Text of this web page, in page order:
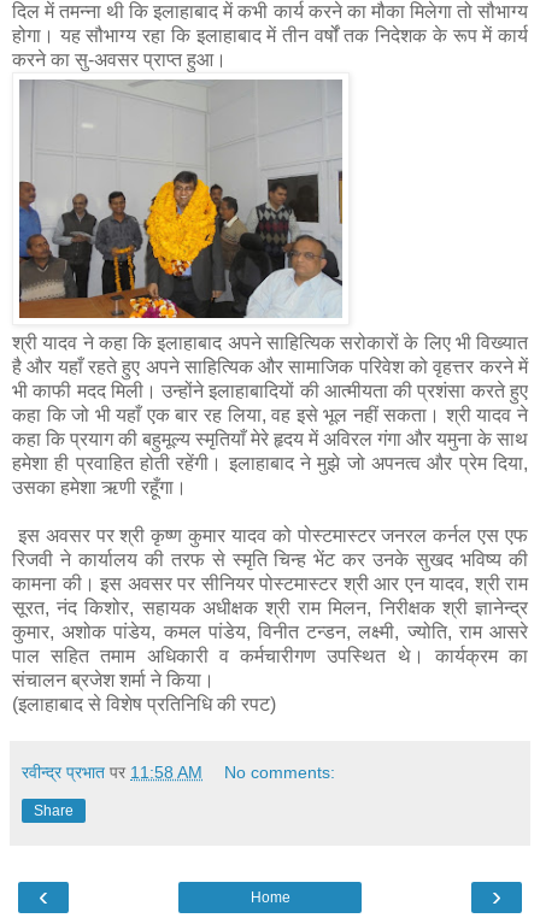
दिल में तमन्ना थी कि इलाहाबाद में कभी कार्य करने का मौका मिलेगा तो सौभाग्य
होगा। यह सौभाग्य रहा कि इलाहाबाद में तीन वर्षों तक निदेशक के रूप में कार्य
करने का सु-अवसर प्राप्त हुआ।
श्री यादव ने कहा कि इलाहाबाद अपने साहित्यिक सरोकारों के लिए भी विख्यात
है और यहाँ रहते हुए अपने साहित्यिक और सामाजिक परिवेश को वृहत्तर करने में
भी काफी मदद मिली। उन्होंने इलाहाबादियों की आत्मीयता की प्रशंसा करते हुए
कहा कि जो भी यहाँ एक बार रह लिया, वह इसे भूल नहीं सकता। श्री यादव ने
कहा कि प्रयाग की बहुमूल्य स्मृतियाँ मेरे हृदय में अविरल गंगा और यमुना के साथ
हमेशा ही प्रवाहित होती रहेंगी। इलाहाबाद ने मुझे जो अपनत्व और प्रेम दिया,
उसका हमेशा ऋणी रहूँगा।
इस अवसर पर श्री कृष्ण कुमार यादव को पोस्टमास्टर जनरल कर्नल एस एफ
रिजवी ने कार्यालय की तरफ से स्मृति चिन्ह भेंट कर उनके सुखद भविष्य की
कामना की। इस अवसर पर सीनियर पोस्टमास्टर श्री आर एन यादव, श्री राम
सूरत, नंद किशोर, सहायक अधीक्षक श्री राम मिलन, निरीक्षक श्री ज्ञानेन्द्र
कुमार, अशोक पांडेय, कमल पांडेय, विनीत टन्डन, लक्ष्मी, ज्योति, राम आसरे
पाल सहित तमाम अधिकारी व कर्मचारीगण उपस्थित थे। कार्यक्रम का
संचालन ब्रजेश शर्मा ने किया।
(इलाहाबाद से विशेष प्रतिनिधि की रपट)
रवीन्द्र प्रभात पर 11:58 AM No comments:
Share
‹ ›
Home